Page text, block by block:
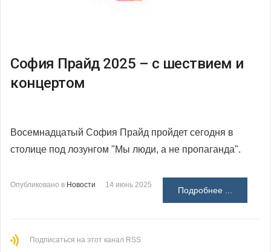
София Прайд 2025 – с шествием и
концертом
Восемнадцатый София Прайд пройдет сегодня в
столице под лозунгом "Мы люди, а не пропаганда".
Опубликовано в Новости 14 июнь 2025
Подробнее ...
Подписаться на этот канал RSS